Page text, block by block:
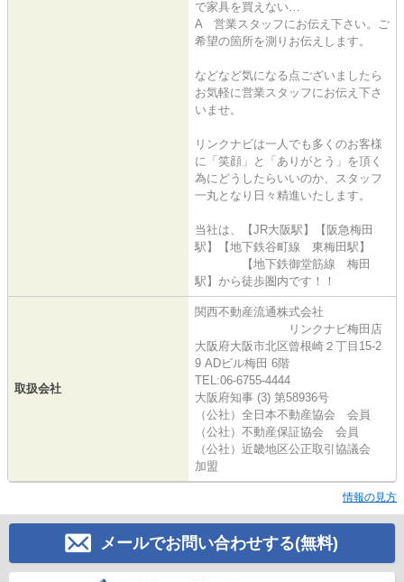
で家具を買えない…
A 営業スタッフにお伝え下さい。ご
希望の箇所を測りお伝えします。
などなど気になる点ございましたら
お気軽に営業スタッフにお伝え下さ
いませ。
リンクナビは一人でも多くのお客様
に「笑顔」と「ありがとう」を頂く
為にどうしたらいいのか、スタッフ
一丸となり日々精進いたします。
当社は、【JR大阪駅】【阪急梅田
駅】【地下鉄谷町線 東梅田駅】
【地下鉄御堂筋線 梅田
駅】から徒歩圏内です！！
取扱会社
関西不動産流通株式会社
リンクナビ梅田店
大阪府大阪市北区曾根崎２丁目15-2
9 ADビル梅田 6階
TEL:06-6755-4444
大阪府知事 (3) 第58936号
（公社）全日本不動産協会 会員
（公社）不動産保証協会 会員
（公社）近畿地区公正取引協議会
加盟
情報の見方
メールでお問い合わせする(無料)